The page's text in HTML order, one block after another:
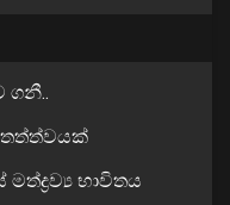
ගනී..
තත්ත්වයක්
භාවිතය